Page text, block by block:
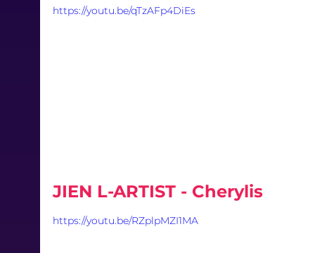
https://youtu.be/qTzAFp4DiEs
JIEN L-ARTIST - Cherylis
https://youtu.be/RZplpMZI1MA